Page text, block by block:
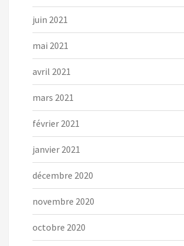
juin 2021
mai 2021
avril 2021
mars 2021
février 2021
janvier 2021
décembre 2020
novembre 2020
octobre 2020